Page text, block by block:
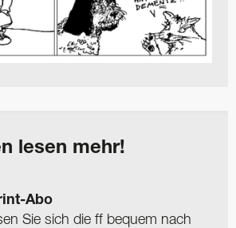
lesen mehr!
Abo
Sie sich die ff bequem nach